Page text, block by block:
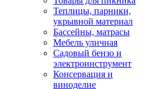
Теплицы, парники,
укрывной материал
Бассейны, матрасы
Мебель уличная
Садовый бензо и
электроинструмент
Консервация и
виноделие